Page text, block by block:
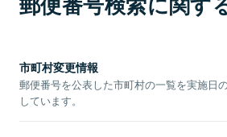
市町村変更情報
郵便番号を公表した市町村の一覧を実施日
しています。